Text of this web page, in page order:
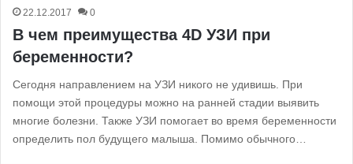
22.12.2017 0
В чем преимущества 4D УЗИ при
беременности?
Сегодня направлением на УЗИ никого не удивишь. При
помощи этой процедуры можно на ранней стадии выявить
многие болезни. Также УЗИ помогает во время беременности
определить пол будущего малыша. Помимо обычного…